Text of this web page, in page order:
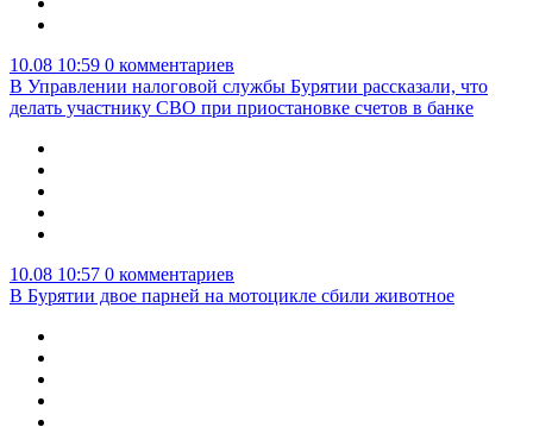
10.08 10:59 0 комментариев
В Управлении налоговой службы Бурятии рассказали, что
делать участнику СВО при приостановке счетов в банке
10.08 10:57 0 комментариев
В Бурятии двое парней на мотоцикле сбили животное